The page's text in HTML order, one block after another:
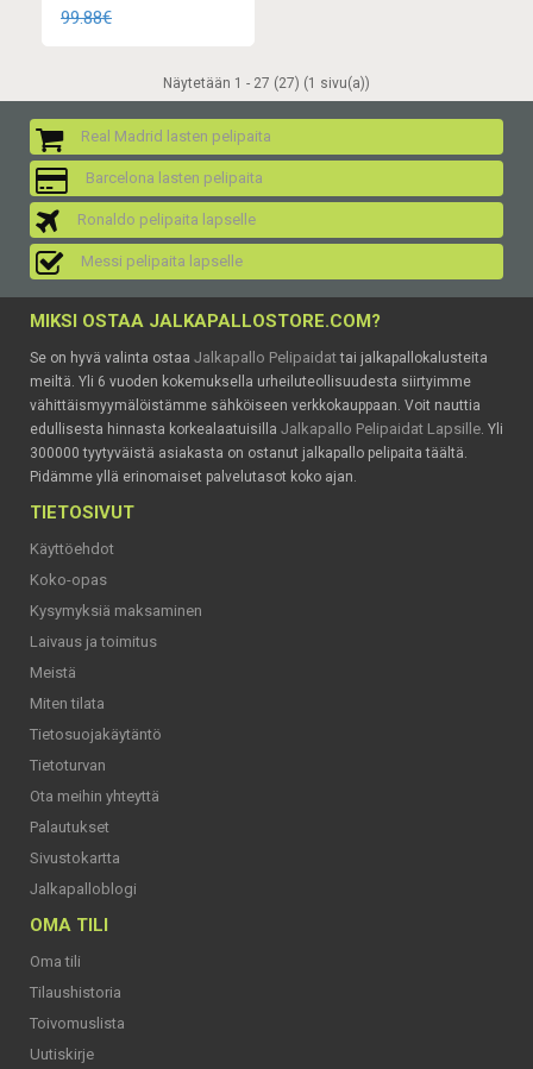
99.88€
Näytetään 1 - 27 (27) (1 sivu(a))
Real Madrid lasten pelipaita
Barcelona lasten pelipaita
Ronaldo pelipaita lapselle
Messi pelipaita lapselle
MIKSI OSTAA JALKAPALLOSTORE.COM?
Se on hyvä valinta ostaa Jalkapallo Pelipaidattai jalkapallokalusteita
meiltä. Yli 6 vuoden kokemuksella urheiluteollisuudesta siirtyimme
vähittäismyymälöistämme sähköiseen verkkokauppaan. Voit nauttia
edullisesta hinnasta korkealaatuisilla Jalkapallo Pelipaidat Lapsille . Yli
300000 tyytyväistä asiakasta on ostanut jalkapallo pelipaita täältä.
Pidämme yllä erinomaiset palvelutasot koko ajan.
TIETOSIVUT
Käyttöehdot
Koko-opas
Kysymyksiä maksaminen
Laivaus ja toimitus
Meistä
Miten tilata
Tietosuojakäytäntö
Tietoturvan
Ota meihin yhteyttä
Palautukset
Sivustokartta
Jalkapalloblogi
OMA TILI
Oma tili
Tilaushistoria
Toivomuslista
Uutiskirje